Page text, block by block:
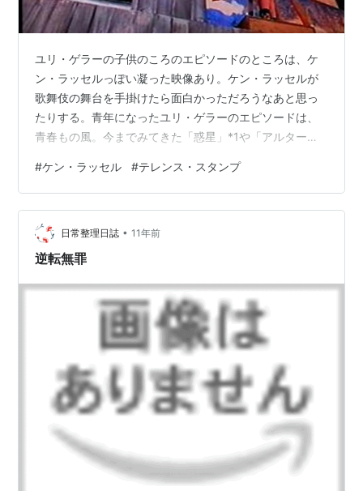
ユリ・ゲラーの子供のころのエピソードのところは、ケ
ン・ラッセルっぽい凝った映像あり。ケン・ラッセルが
歌舞伎の舞台を手掛けたら面白かっただろうなあと思っ
たりする。青年になったユリ・ゲラーのエピソードは、
青春もの風。今までみてきた「惑星」*1や「アルター
ケン・ラッセル好きだったなあ、ケン・ラッセルらしい
映画ではあるなあ。。また映像を貼った学校のシーンな
ど何か上から押し付けるものへの反撥というのもケン・
ラッセル作品の特徴だなと感じる。これをみたひとつの
きっかけはテレンス・スタンプ。ユリのことを調査する
#ケン・ラッセル #テレンス・スタンプ
日常整理日誌 • 11年前
逆転無罪